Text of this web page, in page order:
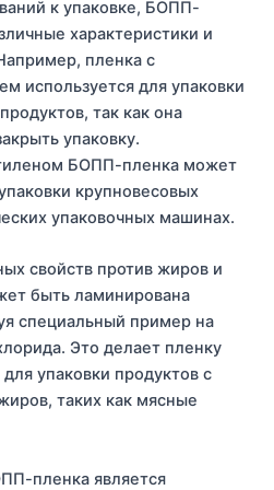
к упаковке, БОПП-
характеристики и
пленка с
используется для упаковки
так как она
упаковку.
БОПП-пленка может
крупновесовых
упаковочных машинах.
свойств против жиров и
быть ламинирована
специальный пример на
Это делает пленку
упаковки продуктов с
таких как мясные
пленка является